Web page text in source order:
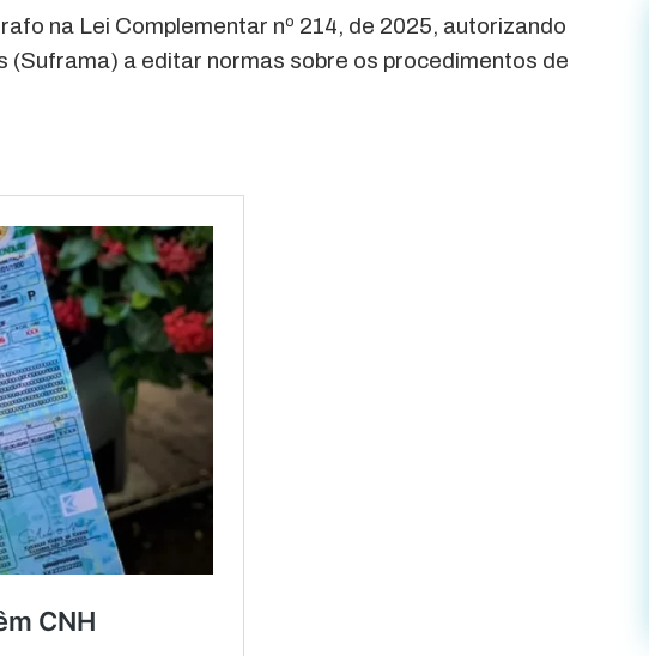
na Lei Complementar nº 214, de 2025, autorizando
(Suframa) a editar normas sobre os procedimentos de